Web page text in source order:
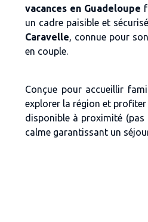
vacances en Guadeloupe
un cadre paisible et
Caravelle, connue pour
en couple.
Conçue pour accueillir
explorer la région et
disponible à proximité (pas
calme garantissant un